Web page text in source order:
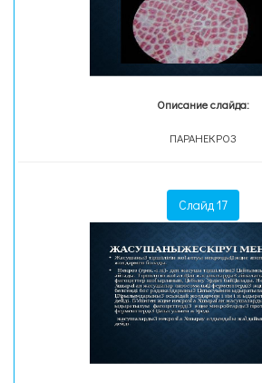
Описание слайда:
ПАРАНЕКРОЗ
Слайд 17